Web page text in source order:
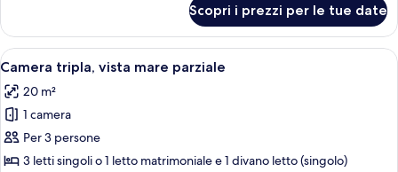
2
letti
singoli,
vista
mare
parziale
con
letto
matrimoniale
2
letti
vista
mare
Scopri i prezzi per le tue date
Apri
tutte
le
foto
per
Camera
Una camera d'albergo con un letto,
3
Camera tripla, vista mare parziale
20 m²
1 camera
Per 3 persone
3 letti singoli o 1 letto matrimoniale e 1 divano letto (singolo)